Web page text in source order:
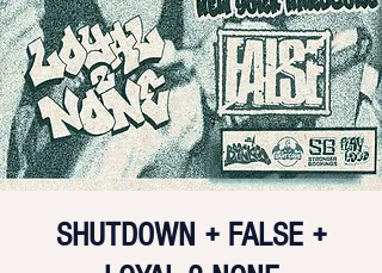
SHUTDOWN + FALSE +